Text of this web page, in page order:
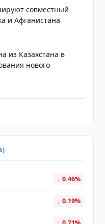
совместный
и Афганистана
из Казахстана в
нового
↓ 0.46%
↓ 0.19%